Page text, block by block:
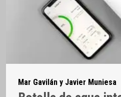
Mar Gavilán y Javier Muniesa